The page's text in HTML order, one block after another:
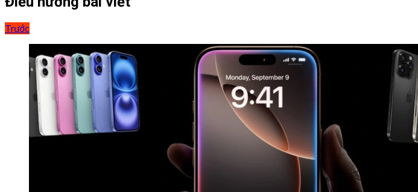
Trước